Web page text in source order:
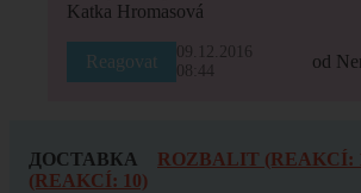
Katka Hromasová
Reagovat
09.12.2016
08:44
od
ДОСТАВКА ROZBALIT (REAKCÍ:
(REAKCÍ: 10)